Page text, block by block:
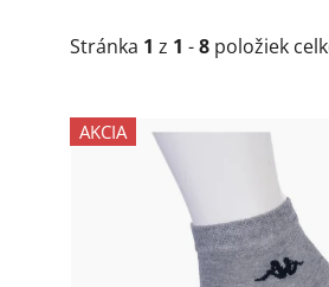
Stránka 1 z 1 -8 položiek
V
ýAKCIA